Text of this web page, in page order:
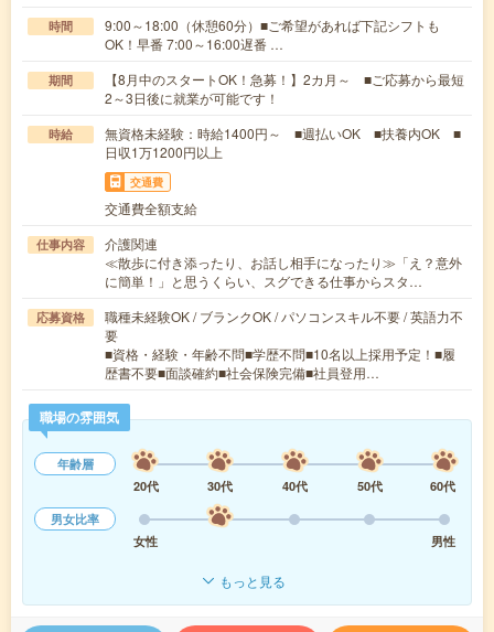
時間
9:00～18:00（休憩60分）■ご希望があれば下記シフトも
OK！早番 7:00～16:00遅番 …
期間
【8月中のスタートOK！急募！】2カ月～ ■ご応募から最短
2～3日後に就業が可能です！
時給
無資格未経験：時給1400円～ ■週払いOK ■扶養内OK ■
日収1万1200円以上
交通費
交通費全額支給
仕事内容
介護関連
≪散歩に付き添ったり、お話し相手になったり≫「え？意外
に簡単！」と思うくらい、スグできる仕事からスタ…
応募資格
職種未経験OK / ブランクOK / パソコンスキル不要 / 英語力不
要
■資格・経験・年齢不問■学歴不問■10名以上採用予定！■履
歴書不要■面談確約■社会保険完備■社員登用…
職場の雰囲気
年齢層
20代
30代 40代 50代
60代
男女比率
女性
男性
もっと見る